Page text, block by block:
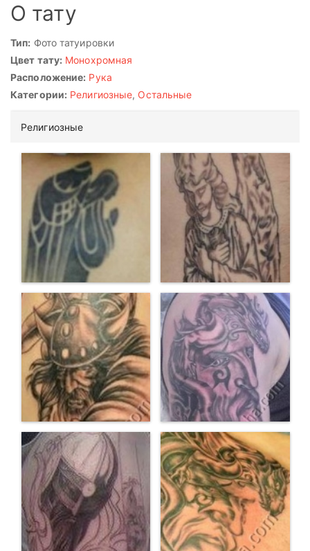
О тату
Тип: Фото татуировки
Цвет тату: Монохромная
Расположение: Рука
Категории: Религиозные, Остальные
Религиозные